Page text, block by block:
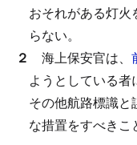
おそれがある灯
らない。
２ 海上保安官は、
ようとしている
その他航路標識
な措置をすべきこ